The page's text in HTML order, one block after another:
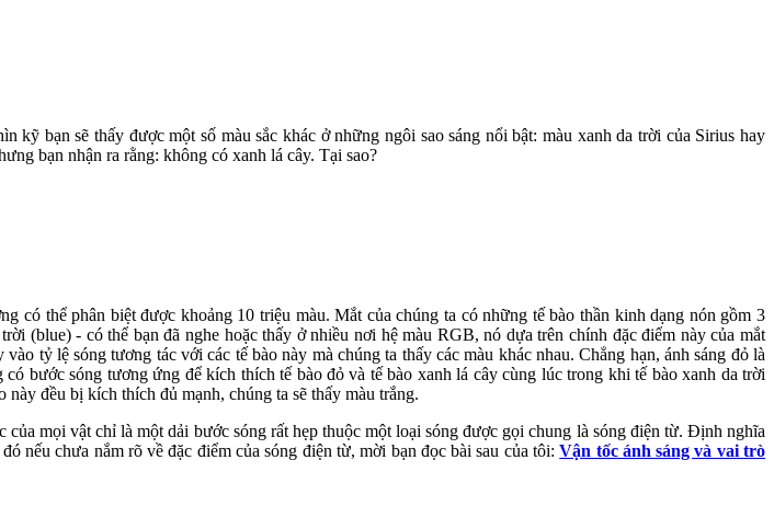
kỹ bạn sẽ thấy được một số màu sắc khác ở những ngôi sao sáng nổi bật: màu xanh da trời của Sirius hay
bạn nhận ra rằng: không có xanh lá cây. Tại sao?
có thể phân biệt được khoảng 10 triệu màu. Mắt của chúng ta có những tế bào thần kinh dạng nón gồm 3
(blue) - có thể bạn đã nghe hoặc thấy ở nhiều nơi hệ màu RGB, nó dựa trên chính đặc điểm này của mắt
tỷ lệ sóng tương tác với các tế bào này mà chúng ta thấy các màu khác nhau. Chẳng hạn, ánh sáng đỏ là
bước sóng tương ứng để kích thích tế bào đỏ và tế bào xanh lá cây cùng lúc trong khi tế bào xanh da trời
đều bị kích thích đủ mạnh, chúng ta sẽ thấy màu trắng.
mọi vật chỉ là một dải bước sóng rất hẹp thuộc một loại sóng được gọi chung là sóng điện từ. Định nghĩa
nếu chưa nắm rõ về đặc điểm của sóng điện từ, mời bạn đọc bài sau của tôi:Vận tốc ánh sáng và vai trò